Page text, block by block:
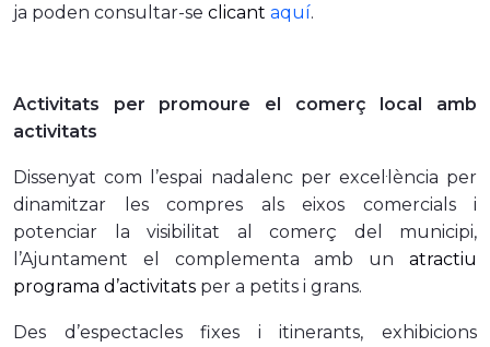
ja poden consultar-se clicant aquí.
Activitats per promoure el comerç local amb
activitats
Dissenyat com l’espai nadalenc per excel·lència per
dinamitzar les compres als eixos comercials i
potenciar la visibilitat al comerç del municipi,
l’Ajuntament el complementa amb un atractiu
programa d’activitats per a petits i grans.
Des d’espectacles fixes i itinerants, exhibicions